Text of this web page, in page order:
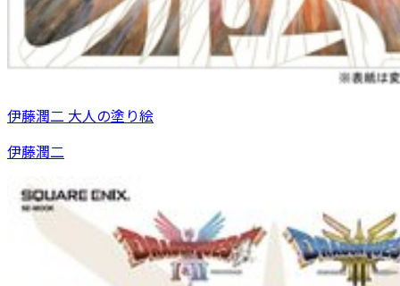
伊藤潤二 大人の塗り絵
伊藤潤二